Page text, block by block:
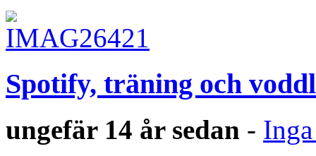
Spotify, träning och
ungefär 14 år sedan -